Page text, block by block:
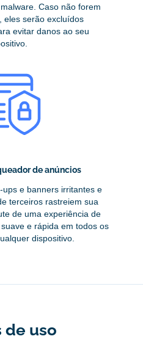
Caso não forem
eles serão excluídos
evitar danos ao seu
de anúncios
ups e banners irritantes e
terceiros rastreiem sua
de uma experiência de
e rápida em todos os
dispositivo.
de uso